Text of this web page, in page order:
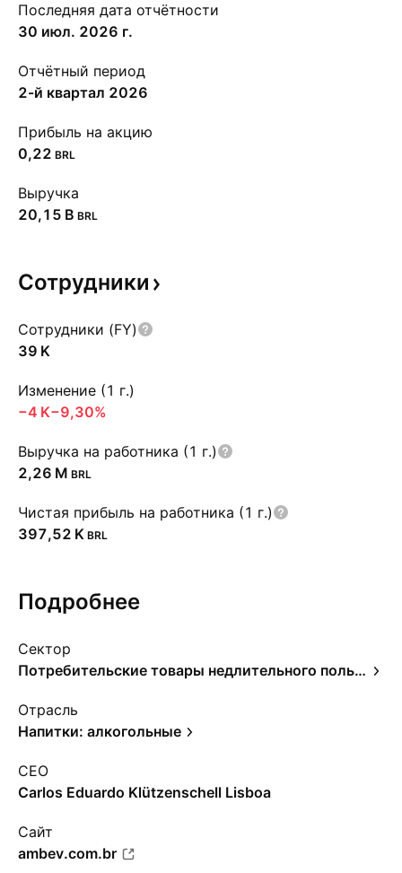
Последняя дата отчётности
30 июл. 2026 г.
Отчётный период
2-й квартал 2026
Прибыль на акцию
0,22 BRL
Выручка
‪20,15 B‬ BRL
Сотрудники
Сотрудники (FY)
‪39 K‬
Изменение (1 г.)
‪−4 K‬−9,30%
Выручка на работника (1 г.)
‪2,26 M‬ BRL
Чистая прибыль на работника (1 г.)
‪397,52 K‬ BRL
Подробнее
Сектор
Потребительские товары недлительного пользования
Отрасль
Напитки: алкогольные
CEO
Carlos Eduardo Klützenschell Lisboa
Сайт
ambev.com.br